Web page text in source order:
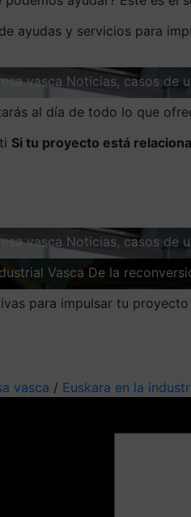
ayudas y servicios para
vasca Noticias, casos de
al día de todo lo que
Si tu proyecto está
vasca Noticias, casos de
Vasca De la
para impulsar tu proyecto
vasca / Euskara en la